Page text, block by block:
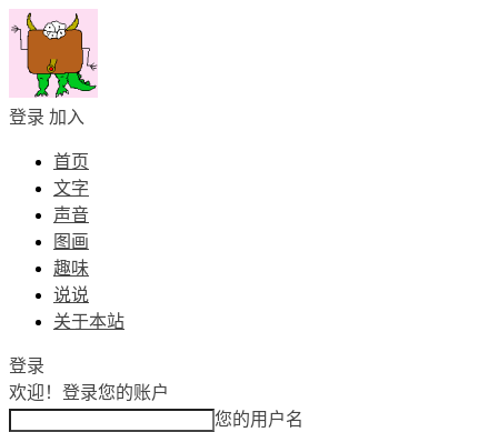
登录 加入
首页
文字
声音
图画
趣味
说说
关于本站
登录
欢迎！ 登录您的账户
您的用户名